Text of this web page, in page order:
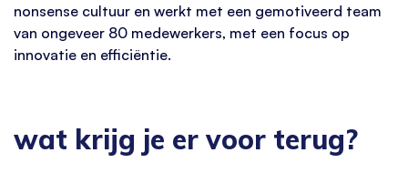
nonsense cultuur en werkt met een gemotiveerd team
van ongeveer 80 medewerkers, met een focus op
innovatie en efficiëntie.
wat krijg je er voor terug?